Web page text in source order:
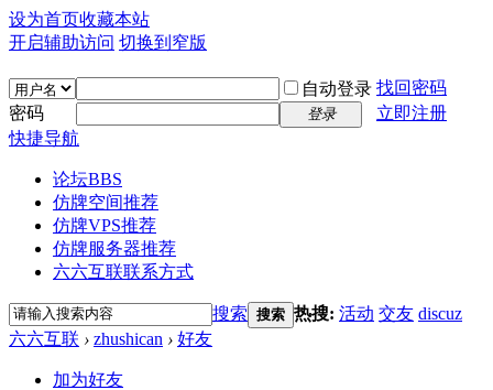
设为首页收藏本站
开启辅助访问 切换到窄版
自动登录 找回密码
密码
登录
立即注册
快捷导航
论坛BBS
仿牌空间推荐
仿牌VPS推荐
仿牌服务器推荐
六六互联联系方式
搜索 搜索 热搜: 活动 交友 discuz
六六互联 › zhushican › 好友
加为好友